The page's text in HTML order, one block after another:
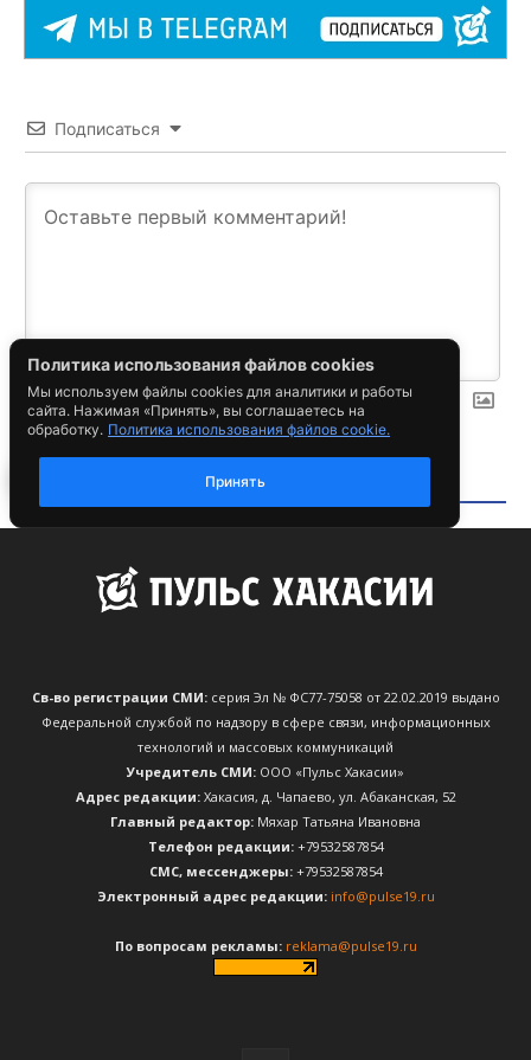
Св-во регистрации СМИ:серия Эл № ФС77-75058 от 22.02.2019 выдано
Федеральной службой по надзору в сфере связи, информационных
технологий и массовых коммуникаций
Учредитель СМИ: ООО «Пульс Хакасии»
Адрес редакции:Хакасия, д. Чапаево, ул. Абаканская, 52
Главный редактор: Мяхар Татьяна Ивановна
Телефон редакции:+79532587854
CМС, мессенджеры:+79532587854
Электронный адрес редакции: info@pulse19.ru
По вопросам рекламы: reklama@pulse19.ru